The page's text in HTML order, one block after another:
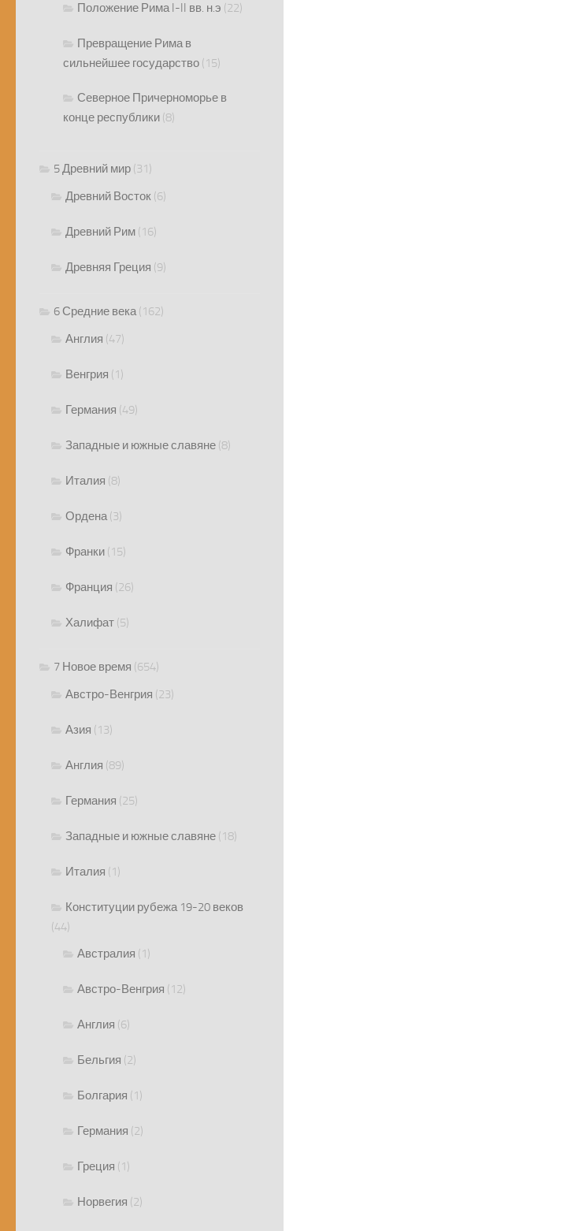
Положение Рима I-II вв. н.э (22)
Превращение Рима в
сильнейшее государство (15)
Северное Причерноморье в
конце республики (8)
5 Древний мир (31)
Древний Восток (6)
Древний Рим (16)
Древняя Греция (9)
6 Средние века(162)
Англия (47)
Венгрия (1)
Германия (49)
Западные и южные славяне (8)
Италия (8)
Ордена(3)
Франки (15)
Франция (26)
Халифат (5)
7 Новое время (654)
Австро-Венгрия (23)
Азия (13)
Англия (89)
Германия (25)
Западные и южные славяне (18)
Италия (1)
Конституции рубежа 19-20 веков
(44)
Австралия (1)
Австро-Венгрия (12)
Англия (6)
Бельгия (2)
Болгария (1)
Германия (2)
Греция (1)
Норвегия (2)